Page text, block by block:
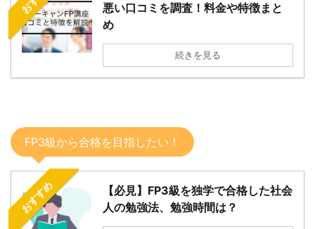
悪い口コミを調査！料金や特徴まと
め
続きを見る
FP3級から合格を目指したい！
おすすめ
【必見】FP3級を独学で合格した社会
人の勉強法、勉強時間は？